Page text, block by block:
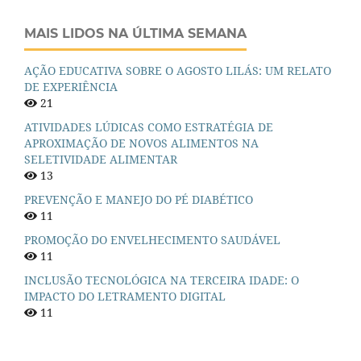
MAIS LIDOS NA ÚLTIMA SEMANA
AÇÃO EDUCATIVA SOBRE O AGOSTO LILÁS: UM RELATO
DE EXPERIÊNCIA
21
ATIVIDADES LÚDICAS COMO ESTRATÉGIA DE
APROXIMAÇÃO DE NOVOS ALIMENTOS NA
SELETIVIDADE ALIMENTAR
13
PREVENÇÃO E MANEJO DO PÉ DIABÉTICO
11
PROMOÇÃO DO ENVELHECIMENTO SAUDÁVEL
11
INCLUSÃO TECNOLÓGICA NA TERCEIRA IDADE: O
IMPACTO DO LETRAMENTO DIGITAL
11